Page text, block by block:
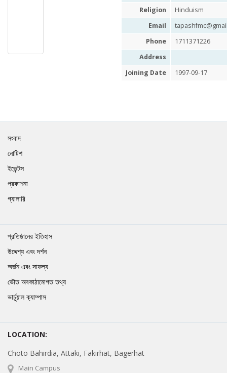
Religion
Hinduism
Email
Phone
1711371226
Address
Joining Date
1997-09-17
সংবাদ
নোটিশ
ইভেন্টস
প্রকাশনা
গ্যালারি
প্রতিষ্ঠানের ইতিহাস
উদ্দেশ্য এবং দর্শন
অর্জন এবং সাফল্য
ভৌত অবকাঠামোগত তথ্য
ভার্চুয়াল ক্যাম্পাস
LOCATION:
Choto Bahirdia, Attaki, Fakirhat, Bagerhat
Main Campus